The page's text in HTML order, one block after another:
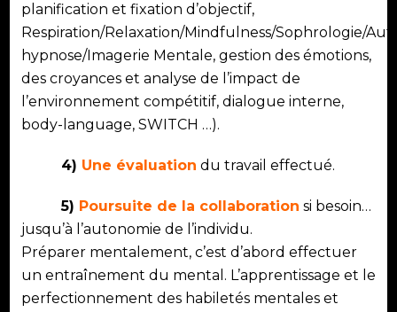
planification et fixation d’objectif,
Respiration/Relaxation/Mindfulness/Sophrologie/
hypnose/Imagerie Mentale, gestion des émotions,
des croyances et analyse de l’impact de
l’environnement compétitif, dialogue interne,
body-language, SWITCH …).
4) Une évaluation du travail effectué.
5) Poursuite de la collaboration si besoin…
jusqu’à l’autonomie de l’individu.
Préparer mentalement, c’est d’abord effectuer
un entraînement du mental. L’apprentissage et le
perfectionnement des habiletés mentales et